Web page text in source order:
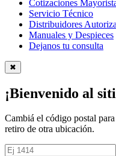
Cotizaciones
Servicio Técnico
Distribuidores
Manuales y Despieces
Dejanos tu consulta
✖
¡Bienvenido al
Cambiá el código postal
retiro de otra ubicación.